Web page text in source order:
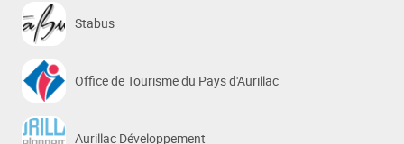
Stabus
Office de Tourisme du Pays d'Aurillac
Aurillac Développement